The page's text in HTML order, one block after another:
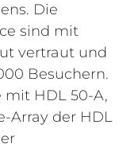
Die
sind mit
vertraut und
Besuchern.
mit HDL 50-A,
Array der HDL